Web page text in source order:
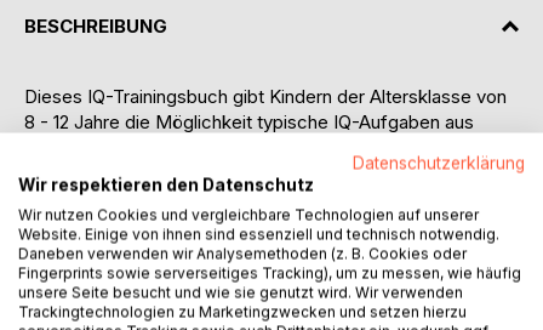
BESCHREIBUNG
Dieses IQ-Trainingsbuch gibt Kindern der Altersklasse von
8 - 12 Jahre die Möglichkeit typische IQ-Aufgaben aus
usw.) kennenzulernen.
Einige der Testaufgaben sind bewusst so konzipiert, dass
die Kinder zum Teil auch ihre Eltern oder andere
Erwachsene um Rat fragen.
Positiv gewollter Nebeneffekt dieses IQ-Trainingsbuchs ist
Datenschutzerklärung
Wir respektieren den Datenschutz
Wir nutzen Cookies und vergleichbare Technologien auf unserer
Website. Einige von ihnen sind essenziell und technisch notwendig.
Daneben verwenden wir Analysemethoden (z. B. Cookies oder
Fingerprints sowie serverseitiges Tracking), um zu messen, wie häufig
unsere Seite besucht und wie sie genutzt wird. Wir verwenden
Trackingtechnologien zu Marketingzwecken und setzen hierzu